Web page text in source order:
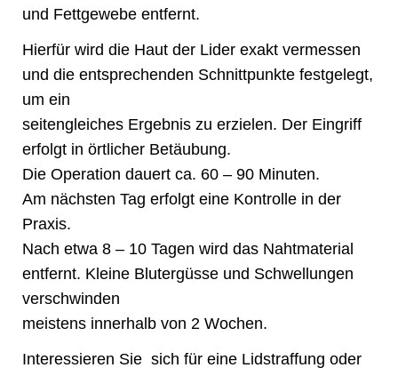
und Fettgewebe entfernt.
Hierfür wird die Haut der Lider exakt vermessen
und die entsprechenden Schnittpunkte festgelegt,
um ein
seitengleiches Ergebnis zu erzielen. Der Eingriff
erfolgt in örtlicher Betäubung.
Die Operation dauert ca. 60 – 90 Minuten.
Am nächsten Tag erfolgt eine Kontrolle in der
Praxis.
Nach etwa 8 – 10 Tagen wird das Nahtmaterial
entfernt. Kleine Blutergüsse und Schwellungen
verschwinden
meistens innerhalb von 2 Wochen.
Interessieren Sie sich für eine Lidstraffung oder